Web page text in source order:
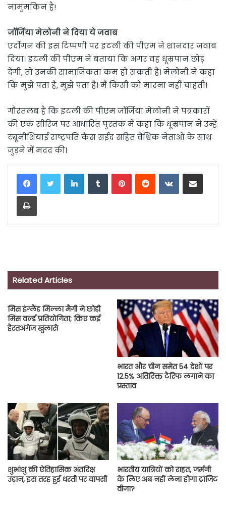
नामुमकिन है!
जॉर्जिया मेलोनी ने दिया ये जवाब
एर्दोगन की इस टिप्पणी पर इटली की पीएम ने शानदार जवाब
दिया। इटली की पीएम ने बताया कि अगर वह धूम्रपान छोड़
देंगी, तो उनकी सामाजिकता कम हो सकती है। मेलोनी ने कहा
कि मुझे पता है, मुझे पता है। मैं किसी को मारना नहीं चाहती।
गौरतलब है कि इटली की पीएम जॉर्जिया मेलोनी ने पत्रकारों
की एक सीरिज पर आधारित पुस्तक में कहा कि धूम्रपान ने उन्हें
ट्यूनीशियाई राष्ट्रपति कैस सईद सहित वैश्विक नेताओं के साथ
जुड़ने में मदद की।
LinkedInTumblrPinterestReddit VKontakteShare via Email
Print
Related Articles
मिस इंग्लैंड मिल्ला मैगी ने छोड़ी
मिस वर्ल्ड प्रतियोगिता; किए कई
हैरतअंगेज खुलासे
भारत और चीन समेत 54 देशों पर
12.5% अतिरिक्त टैरिफ लगाने का
प्रस्ताव
शुभांशु की ऐतिहासिक अंतरिक्ष
उड़ान, इस तरह हुई धरती पर वापसी
भारतीय यात्रियों को राहत, जर्मनी
के लिए अब नहीं लेना होगा ट्रांजिट
वीजा?